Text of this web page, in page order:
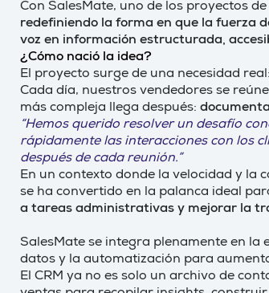
Con SalesMate, uno de los proyectos
redefiniendo la forma en que la fuerza
voz en información estructurada,
¿Cómo nació la idea?
El proyecto surge de una necesidad real:
Cada día, nuestros vendedores se
más compleja llega después:
“Hemos querido resolver un desafío
rápidamente las interacciones con los
después de cada reunión.”
En un contexto donde la velocidad y la
se ha convertido en la palanca ideal
a tareas administrativas y mejorar la
SalesMate se integra plenamente en
datos y la automatización para
El CRM ya no es solo un archivo de